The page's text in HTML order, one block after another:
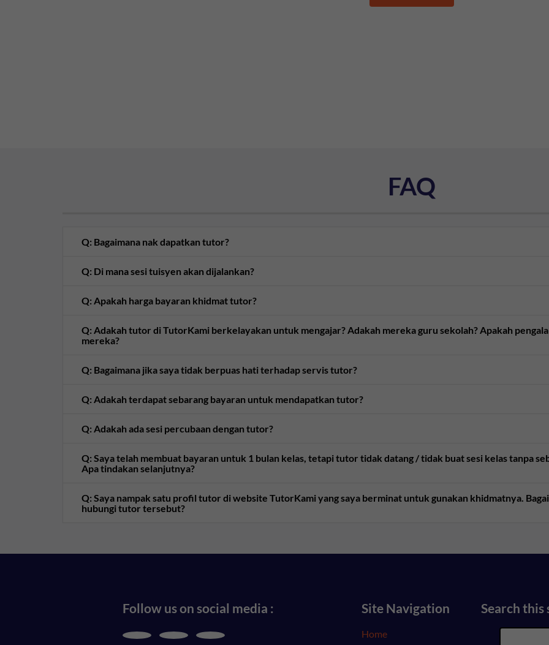
FAQ
Q: Bagaimana nak dapatkan tutor?
Q: Di mana sesi tuisyen akan dijalankan?
Q: Apakah harga bayaran khidmat tutor?
Q: Adakah tutor di TutorKami berkelayakan untuk mengajar? Adakah mereka guru sekolah? Apakah
mereka?
Q: Bagaimana jika saya tidak berpuas hati terhadap servis tutor?
Q: Adakah terdapat sebarang bayaran untuk mendapatkan tutor?
Q: Adakah ada sesi percubaan dengan tutor?
Q: Saya telah membuat bayaran untuk 1 bulan kelas, tetapi tutor tidak datang / tidak buat sesi kelas tanpa
Apa tindakan selanjutnya?
Q: Saya nampak satu profil tutor di website TutorKami yang saya berminat untuk gunakan khidmatnya.
hubungi tutor tersebut?
Follow us on social media : Site Navigation
Home
Search this